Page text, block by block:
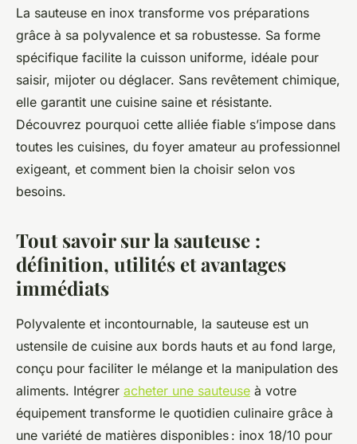
Sauteuse en inox : l'alliée
incontournable de votre
cuisine
victoire•23 juillet 2025•6 min de lecture
La sauteuse en inox transforme vos préparations
grâce à sa polyvalence et sa robustesse. Sa forme
spécifique facilite la cuisson uniforme, idéale pour
saisir, mijoter ou déglacer. Sans revêtement chimique,
elle garantit une cuisine saine et résistante.
Découvrez pourquoi cette alliée fiable s’impose dans
toutes les cuisines, du foyer amateur au professionnel
exigeant, et comment bien la choisir selon vos
besoins.
Tout savoir sur la sauteuse :
définition, utilités et avantages
immédiats
Polyvalente et incontournable, la sauteuse est un
ustensile de cuisine aux bords hauts et au fond large,
conçu pour faciliter le mélange et la manipulation des
aliments. Intégrer acheter une sauteuse à votre
équipement transforme le quotidien culinaire grâce à
une variété de matières disponibles : inox 18/10 pour